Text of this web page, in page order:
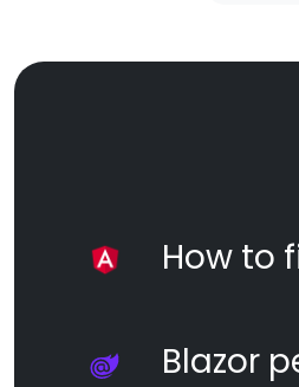
How to
Blazor